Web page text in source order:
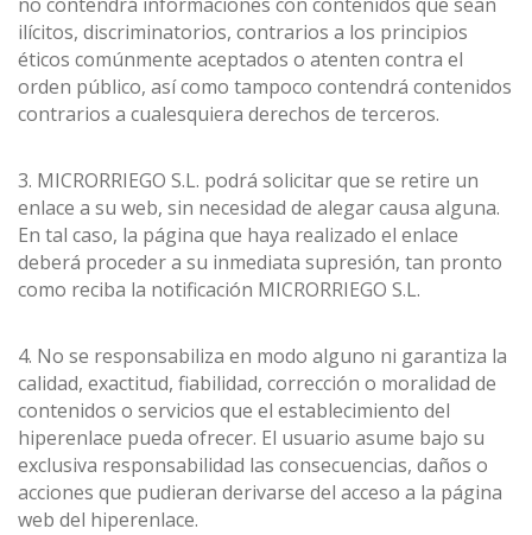
no contendrá informaciones con contenidos que sean
ilícitos, discriminatorios, contrarios a los principios
éticos comúnmente aceptados o atenten contra el
orden público, así como tampoco contendrá contenidos
contrarios a cualesquiera derechos de terceros.
3. MICRORRIEGO S.L. podrá solicitar que se retire un
enlace a su web, sin necesidad de alegar causa alguna.
En tal caso, la página que haya realizado el enlace
deberá proceder a su inmediata supresión, tan pronto
como reciba la notificación MICRORRIEGO S.L.
4. No se responsabiliza en modo alguno ni garantiza la
calidad, exactitud, fiabilidad, corrección o moralidad de
contenidos o servicios que el establecimiento del
hiperenlace pueda ofrecer. El usuario asume bajo su
exclusiva responsabilidad las consecuencias, daños o
acciones que pudieran derivarse del acceso a la página
web del hiperenlace.